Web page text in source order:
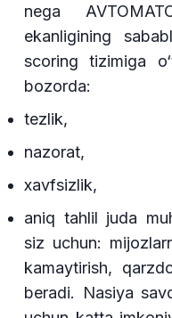
nega
ekanligining
scoring tizimiga
bozorda:
tezlik,
nazorat,
xavfsizlik,
aniq tahlil juda
siz uchun:
kamaytirish,
beradi. Nasiya